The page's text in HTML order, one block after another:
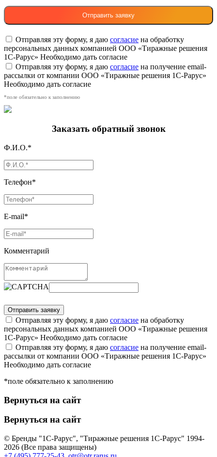
Отправляя эту форму, я даю согласие на обработку
персональных данных компанией ООО «Тиражные решения
1С-Рарус» Необходимо дать согласие
Отправляя эту форму, я даю согласие на получение email-
рассылки от компании ООО «Тиражные решения 1С-Рарус»
Необходимо дать согласие
*поле обязательно к заполнению
Заказать обратный звонок
Ф.И.О.*
Телефон*
E-mail*
Комментарий
Отправляя эту форму, я даю согласие на обработку
персональных данных компанией ООО «Тиражные решения
1С-Рарус» Необходимо дать согласие
Отправляя эту форму, я даю согласие на получение email-
рассылки от компании ООО «Тиражные решения 1С-Рарус»
Необходимо дать согласие
*поле обязательно к заполнению
Вернуться на сайт
Вернуться на сайт
© Бренды "1С-Рарус", "Тиражные решения 1С-Рарус" 1994-
2026 (Все права защищены)